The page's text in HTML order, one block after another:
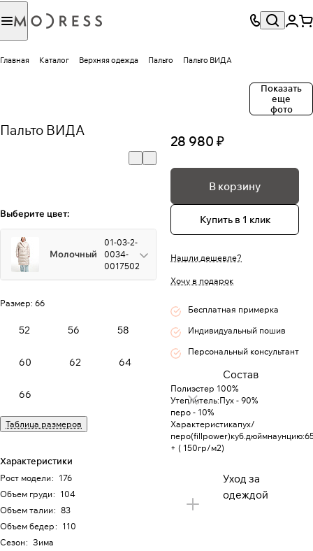
Главная Каталог Верхняя одежда Пальто Пальто ВИДА
Показать
еще
фото
Пальто ВИДА
Выберите цвет:
Молочный
01-03-2-
0034-
0017502
Размер: 66
52 56 58
60 62 64
66
Таблица размеров
Характеристики
Рост модели: 176
Объем груди: 104
Объем талии: 83
Объем бедер: 110
Сезон: Зима
28 980 ₽
В корзину
Купить в 1 клик
Нашли дешевле?
Хочу в подарок
Бесплатная примерка
Индивидуальный пошив
Персональный консультант
Состав
Полиэстер 100%
Утеплитель:Пух - 90%
перо - 10%
Характеристикапух/
+ ( 150гр/м2)
Уход за
одеждой